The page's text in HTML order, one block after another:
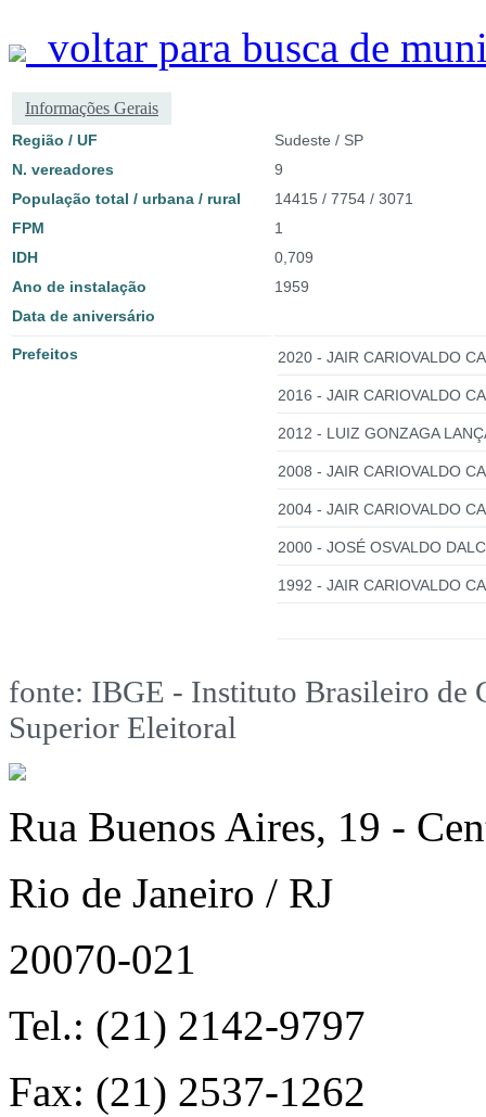
voltar para busca de
Informações Gerais
Região / UF
Sudeste / SP
N. vereadores
9
População total / urbana / rural
14415 / 7754 / 3071
FPM
1
IDH
0,709
Ano de instalação
1959
Data de aniversário
Prefeitos 2020 - JAIR CARIOVALDO
2016 - JAIR CARIOVALDO
2012 - LUIZ GONZAGA
2008 - JAIR CARIOVALDO
2004 - JAIR CARIOVALDO
2000 - JOSÉ OSVALDO
1992 - JAIR CARIOVALDO
fonte: IBGE - Instituto Brasileiro de
Superior Eleitoral
Rua Buenos Aires, 19 -
Rio de Janeiro / RJ
20070-021
Tel.: (21) 2142-9797
Fax: (21) 2537-1262